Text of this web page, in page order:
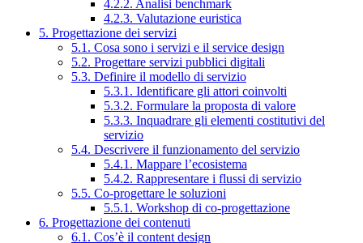
4.2.2. Analisi benchmark
4.2.3. Valutazione euristica
5. Progettazione dei servizi
5.1. Cosa sono i servizi e il service design
5.2. Progettare servizi pubblici digitali
5.3. Definire il modello di servizio
5.3.1. Identificare gli attori coinvolti
5.3.2. Formulare la proposta di valore
5.3.3. Inquadrare gli elementi costitutivi del
servizio
5.4. Descrivere il funzionamento del servizio
5.4.1. Mappare l’ecosistema
5.4.2. Rappresentare i flussi di servizio
5.5. Co-progettare le soluzioni
5.5.1. Workshop di co-progettazione
6. Progettazione dei contenuti
6.1. Cos’è il content design